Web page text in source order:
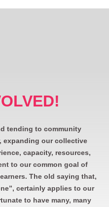
tending to community
expanding our collective
capacity, resources,
to our common goal of
The old saying that,
certainly applies to our
to have many, many